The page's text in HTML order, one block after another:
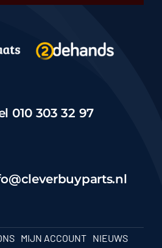
010 303 32 97
MIJN ACCOUNT NIEUWS